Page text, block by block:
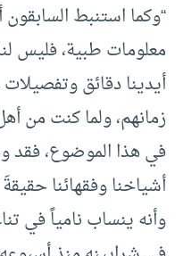
“وكما استنبط
معلومات طبية، فليس
أيدينا دقائق
زمانهم، ولما كنت من
في هذا الموضوع، فقد
أشياخنا وفقهائنا
وأنه ينساب نامياً في